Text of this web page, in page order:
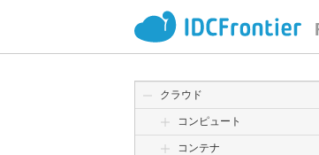
クラウド
コンピュート
コンテナ